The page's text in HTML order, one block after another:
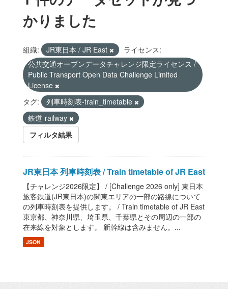
かりました
組織: JR東日本 / JR East
ライセンス:
公共交通オープンデータチャレンジ限定ライセンス /
Public Transport Open Data Challenge Limited
License
タグ:
列車時刻表-train_timetable
鉄道-railway
フィルタ結果
JR東日本 列車時刻表 / Train timetable of JR East
【チャレンジ2026限定】 / [Challenge 2026 only] 東日本
旅客鉄道(JR東日本)の関東エリアの一部の路線について
の列車時刻表を提供します。 / Train timetable of JR East
東京都、神奈川県、埼玉県、千葉県とその周辺の一部の
在来線を対象とします。 新幹線は含みません。...
JSON